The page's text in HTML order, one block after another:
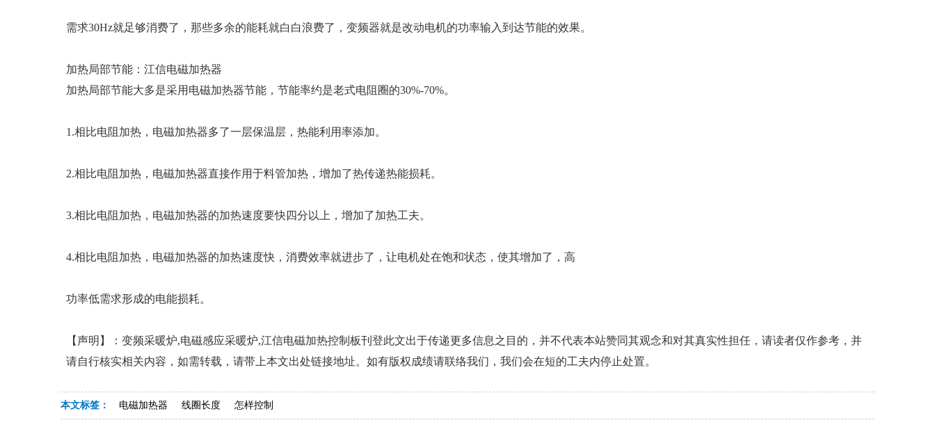
需求30Hz就足够消费了，那些多余的能耗就白白浪费了，变频器就是改动电机的功率输入到达节能的效果。
加热局部节能：江信电磁加热器
加热局部节能大多是采用电磁加热器节能，节能率约是老式电阻圈的30%-70%。
1.相比电阻加热，电磁加热器多了一层保温层，热能利用率添加。
2.相比电阻加热，电磁加热器直接作用于料管加热，增加了热传递热能损耗。
3.相比电阻加热，电磁加热器的加热速度要快四分以上，增加了加热工夫。
4.相比电阻加热，电磁加热器的加热速度快，消费效率就进步了，让电机处在饱和状态，使其增加了，高
功率低需求形成的电能损耗。
【声明】：变频采暖炉,电磁感应采暖炉,江信电磁加热控制板刊登此文出于传递更多信息之目的，并不代表本站赞同其观念和对其真实性担任，请读者仅作参考，并
请自行核实相关内容，如需转载，请带上本文出处链接地址。如有版权成绩请联络我们，我们会在短的工夫内停止处置。
本文标签： 电磁加热器 线圈长度 怎样控制